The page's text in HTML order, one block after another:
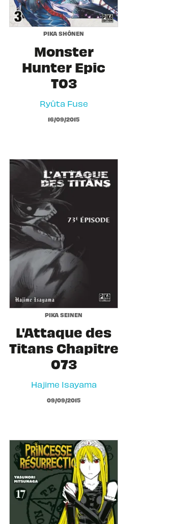
PIKA SHÔNEN
Monster
Hunter Epic
T03
Ryûta Fuse
16/09/2015
PIKA SEINEN
L'Attaque des
Titans Chapitre
073
Hajime Isayama
09/09/2015